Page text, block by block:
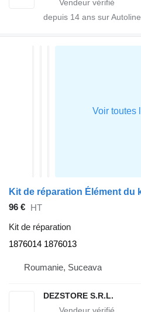
depuis 14 ans sur Autoline
96 € HT
Kit de réparation
1876014 1876013
Roumanie, Suceava
DEZSTORE S.R.L.